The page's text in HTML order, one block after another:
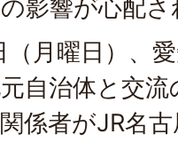
影響が心配
月曜日）、
自治体と交
係者がJR名